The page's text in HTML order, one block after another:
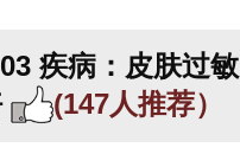
疾病：皮肤过敏
(147人推荐）